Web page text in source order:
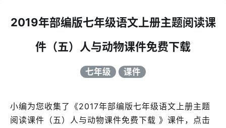
2019年部编版七年级语文上册主题阅读课
件（五）人与动物课件免费下载
七年级 课件
小编为您收集了《2017年部编版七年级语文上册主题
阅读课件（五）人与动物课件免费下载 》课件，点击